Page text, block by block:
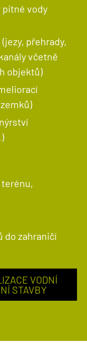
pitné vody
přehrady,
včetně
objektů)
do zahraničí
VODNÍ
STAVBY